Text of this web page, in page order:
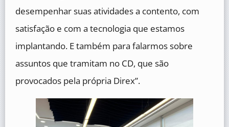
desempenhar suas atividades a contento, com
satisfação e com a tecnologia que estamos
implantando. E também para falarmos sobre
assuntos que tramitam no CD, que são
provocados pela própria Direx”.